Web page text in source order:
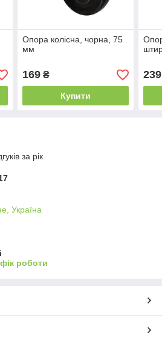
Опора колісна, чорна, 75
мм
169₴
Купити
239
за рік
Україна
роботи